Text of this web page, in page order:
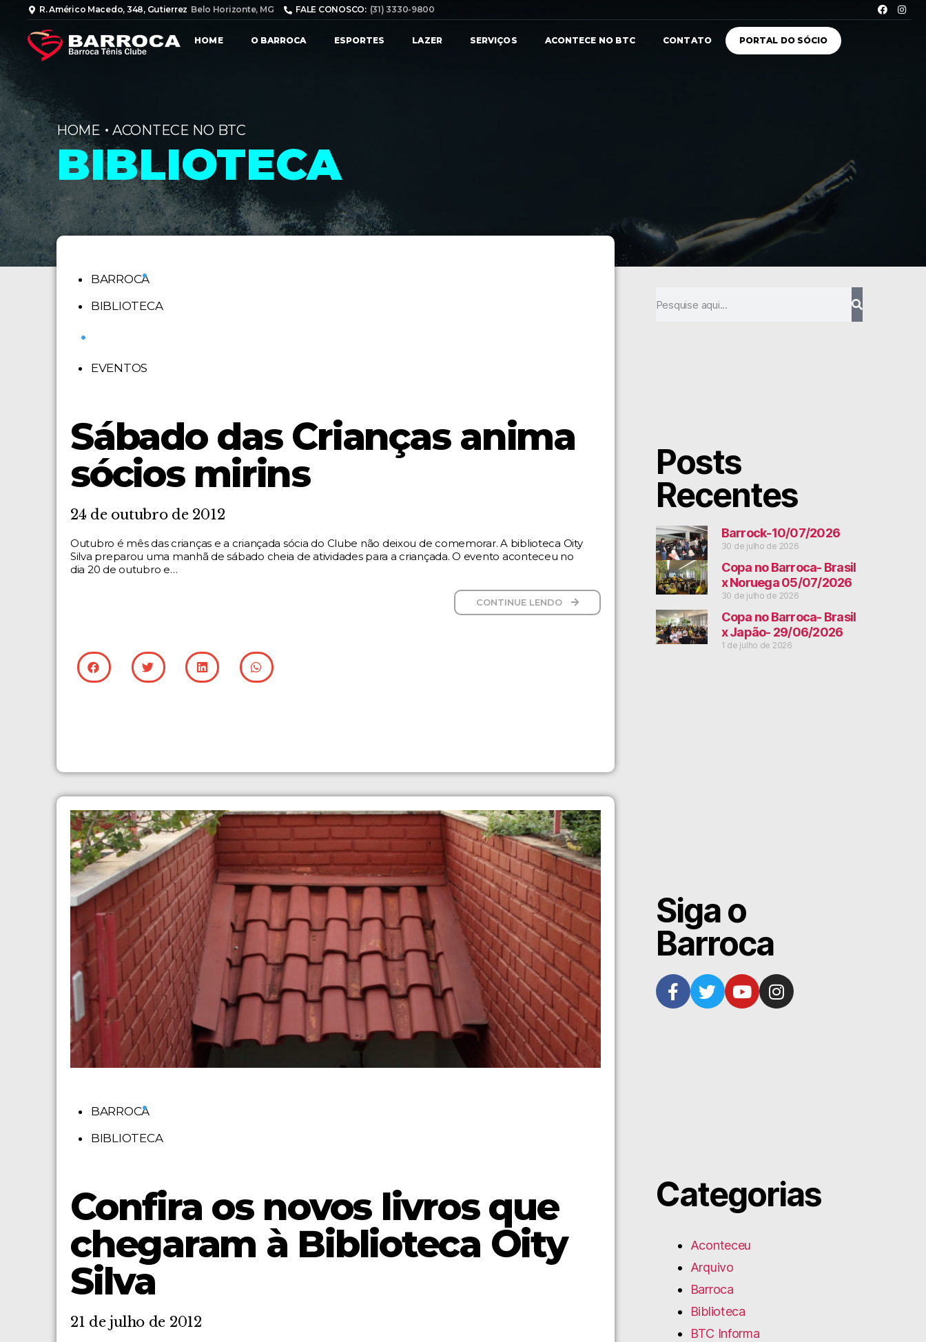
R. Américo Macedo, 348, Gutierrez Belo Horizonte, MG FALE CONOSCO: (31) 3330-9800
HOME O BARROCA ESPORTES LAZER SERVIÇOS ACONTECE NO BTC CONTATO PORTAL DO SÓCIO
HOME • ACONTECE NO BTC
BIBLIOTECA
BARROCA
•
BIBLIOTECA
•
EVENTOS
Sábado das Crianças anima
sócios mirins
24 de outubro de 2012
Outubro é mês das crianças e a criançada sócia do Clube não deixou de comemorar. A biblioteca Oity
Silva preparou uma manhã de sábado cheia de atividades para a criançada. O evento aconteceu no
dia 20 de outubro e…
CONTINUE LENDO
BARROCA
•
BIBLIOTECA
Confira os novos livros que
chegaram à Biblioteca Oity
Silva
21 de julho de 2012
Posts
Recentes
Barrock-10/07/2026
30 de julho de 2026
Copa no Barroca- Brasil
x Noruega 05/07/2026
30 de julho de 2026
Copa no Barroca- Brasil
x Japão- 29/06/2026
1 de julho de 2026
Siga o
Barroca
Categorias
Aconteceu
Arquivo
Barroca
Biblioteca
BTC Informa